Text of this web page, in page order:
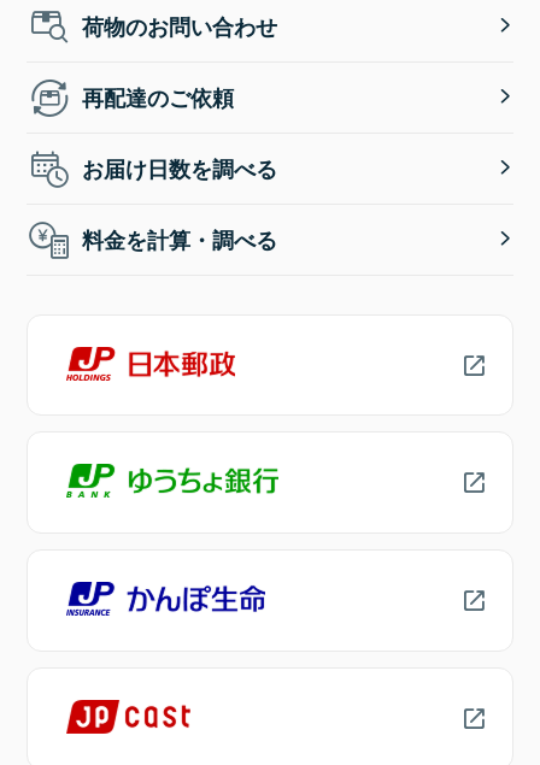
荷物のお問い合わせ
再配達のご依頼
お届け日数を調べる
料金を計算・調べる